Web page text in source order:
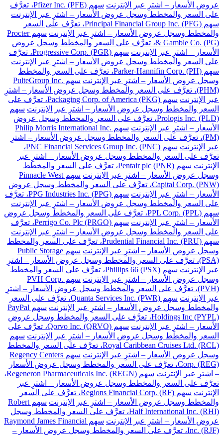
عروض الأسعار – اشترِ عبر الإنترنت
سهم Pfizer Inc. (PFE)، تعرَّف
على السعر والمخطط وسجل عروض الأسعار – اشترِ عبر الإنترنت
سهم Principal Financial Group Inc. (PFG)، تعرَّف على السعر
والمخطط وسجل عروض الأسعار – اشترِ عبر الإنترنت
سهم Procter
& Gamble Co. (PG)، تعرَّف على السعر والمخطط وسجل عروض
الأسعار – اشترِ عبر الإنترنت
سهم Progressive Corp. (PGR)، تعرَّف
على السعر والمخطط وسجل عروض الأسعار – اشترِ عبر الإنترنت
سهم Parker-Hannifin Corp. (PH)، تعرَّف على السعر والمخطط
وسجل عروض الأسعار – اشترِ عبر الإنترنت
سهم PulteGroup Inc.
(PHM)، تعرَّف على السعر والمخطط وسجل عروض الأسعار – اشترِ
عبر الإنترنت
سهم Packaging Corp. of America (PKG)، تعرَّف على
السعر والمخطط وسجل عروض الأسعار – اشترِ عبر الإنترنت سهم
Prologis Inc. (PLD)، تعرَّف على السعر والمخطط وسجل عروض
الأسعار – اشترِ عبر الإنترنت
سهم Philip Morris International Inc.
(PM)، تعرَّف على السعر والمخطط وسجل عروض الأسعار – اشترِ
عبر الإنترنت
سهم PNC Financial Services Group Inc. (PNC)،
تعرَّف على السعر والمخطط وسجل عروض الأسعار – اشترِ عبر
الإنترنت
سهم Pentair plc (PNR)، تعرَّف على السعر والمخطط
وسجل عروض الأسعار – اشترِ عبر الإنترنت
سهم Pinnacle West
Capital Corp. (PNW)، تعرَّف على السعر والمخطط وسجل عروض
الأسعار – اشترِ عبر الإنترنت
سهم PPG Industries Inc. (PPG)، تعرَّف
على السعر والمخطط وسجل عروض الأسعار – اشترِ عبر الإنترنت
سهم PPL Corp. (PPL)، تعرَّف على السعر والمخطط وسجل عروض
الأسعار – اشترِ عبر الإنترنت
سهم Perrigo Co. Plc (PRGO)، تعرَّف
على السعر والمخطط وسجل عروض الأسعار – اشترِ عبر الإنترنت
سهم Prudential Financial Inc. (PRU)، تعرَّف على السعر والمخطط
وسجل عروض الأسعار – اشترِ عبر الإنترنت
سهم Public Storage
(PSA)، تعرَّف على السعر والمخطط وسجل عروض الأسعار – اشترِ
عبر الإنترنت
سهم Phillips 66 (PSX)، تعرَّف على السعر والمخطط
وسجل عروض الأسعار – اشترِ عبر الإنترنت
سهم PVH Corp.
(PVH)، تعرَّف على السعر والمخطط وسجل عروض الأسعار – اشترِ
عبر الإنترنت
سهم Quanta Services Inc. (PWR)، تعرَّف على السعر
والمخطط وسجل عروض الأسعار – اشترِ عبر الإنترنت
سهم PayPal
Holdings Inc (PYPL)، تعرَّف على السعر والمخطط وسجل عروض
الأسعار – اشترِ عبر الإنترنت
سهم Qorvo Inc. (QRVO)، تعرَّف على
السعر والمخطط وسجل عروض الأسعار – اشترِ عبر الإنترنت سهم
Royal Caribbean Cruises Ltd. (RCL)، تعرَّف على السعر والمخطط
وسجل عروض الأسعار – اشترِ عبر الإنترنت
سهم Regency Centers
Corp. (REG)، تعرَّف على السعر والمخطط وسجل عروض الأسعار
– اشترِ عبر الإنترنت
سهم Regeneron Pharmaceuticals Inc. (REGN)،
تعرَّف على السعر والمخطط وسجل عروض الأسعار – اشترِ عبر
الإنترنت
سهم Regions Financial Corp. (RF)، تعرَّف على السعر
والمخطط وسجل عروض الأسعار – اشترِ عبر الإنترنت
سهم Robert
Half International Inc. (RHI)، تعرَّف على السعر والمخطط وسجل
عروض الأسعار – اشترِ عبر الإنترنت
سهم Raymond James Financial
Inc. (RJF)، تعرَّف على السعر والمخطط وسجل عروض الأسعار –